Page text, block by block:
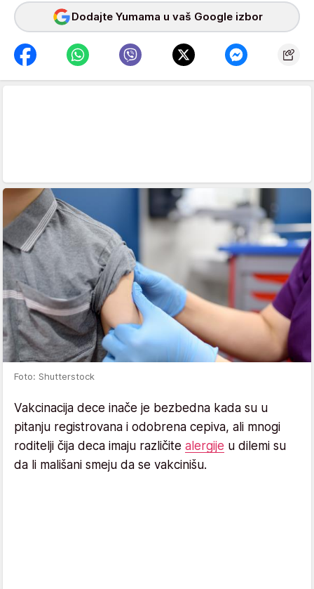
Dodajte Yumama u vaš Google izbor
Foto: Shutterstock
Vakcinacija dece inače je bezbedna kada su u
pitanju registrovana i odobrena cepiva, ali mnogi
roditelji čija deca imaju različite alergije u dilemi su
da li mališani smeju da se vakcinišu.